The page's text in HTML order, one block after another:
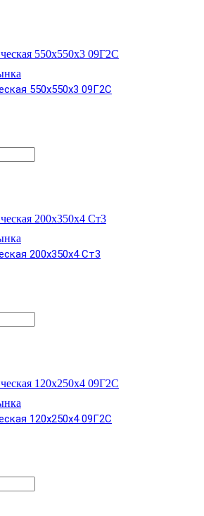
550х550х3 09Г2С
200х350х4 Ст3
120х250х4 09Г2С